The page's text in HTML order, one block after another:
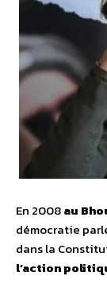
En 2008au
démocratie
dans la
l’action